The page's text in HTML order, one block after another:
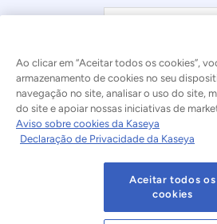
Termos de Uso do Site
Mapa do site
Aviso sobre
Ao clicar em “Aceitar todos os cookies”,
armazenamento de cookies no seu
navegação no site, analisar o uso do site,
do site e apoiar nossas iniciativas de
Aviso sobre cookies da Kaseya
Declaração de Privacidade da Kaseya
Aceitar todos os
cookies